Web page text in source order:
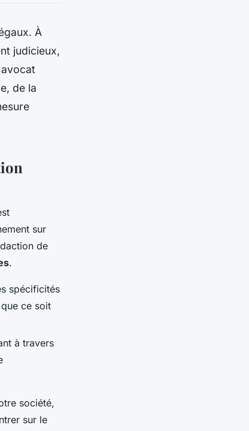
À
judicieux,
de la
sur
de
.
spécificités
ce soit
à travers
société,
sur le